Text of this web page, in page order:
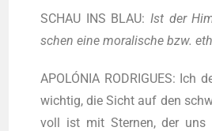
SCHAU INS BLAU: Ist der
schen eine mora­li­sche bzw.
APOLÓNIA RODRIGUES: Ich
wich­tig, die Sicht auf den
voll ist mit Ster­nen, der uns